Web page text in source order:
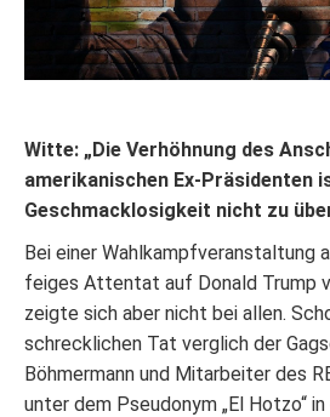
Witte: „Die Verhöhnung des
amerikanischen Ex-Präsidenten
Geschmacklosigkeit nicht zu
Bei einer Wahlkampfveranstaltung
feiges Attentat auf Donald Trump
zeigte sich aber nicht bei allen.
schrecklichen Tat verglich der
Böhmermann und Mitarbeiter des
unter dem Pseudonym „El Hotzo“